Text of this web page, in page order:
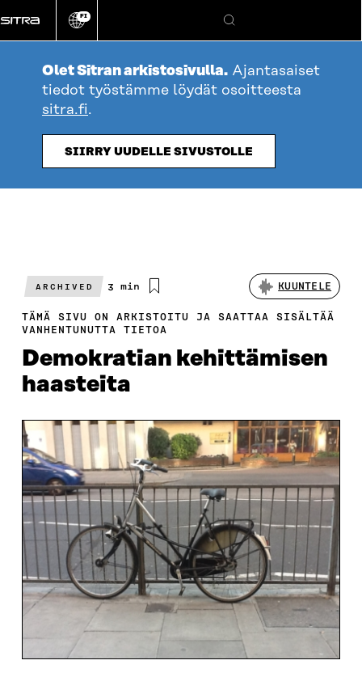
suoraan
sisältöön
Vaihda
kieli
FI
Hae
Olet Sitran arkistosivulla. Ajantasaiset
tiedot työstämme löydät osoitteesta
sitra.fi.
SIIRRY UUDELLE SIVUSTOLLE
ARCHIVED
Arvioitu
3 min KUUNTELE
TÄMÄ SIVU ON ARKISTOITU JA SAATTAA SISÄLTÄÄ
VANHENTUNUTTA TIETOA
Demokratian kehittämisen
haasteita